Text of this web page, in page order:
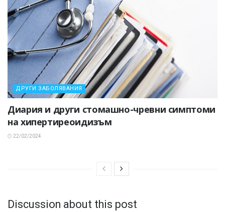
ДРУГИ ЗАБОЛЯВАНИЯ
Диария и други стомашно-чревни симптоми
на хипертиреоидизъм
22/02/2024
Discussion about this post